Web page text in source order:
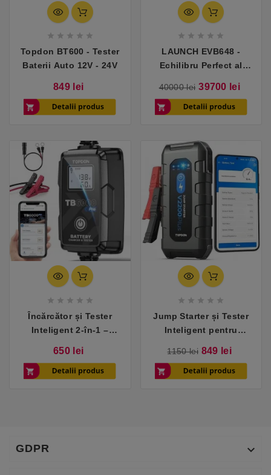
    
Topdon BT600 - Tester
Baterii Auto 12V - 24V
849 lei
    
LAUNCH EVB648 -
Echilibru Perfect al
40000 lei 39700 lei
    
Încărcător și Tester
Inteligent 2-în-1 –
650 lei
    
Jump Starter și Tester
Inteligent pentru
1150 lei 849 lei
baza
GDPR 